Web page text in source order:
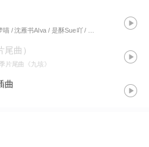
沈雁书Alva / 是酥Sue吖 / 路云川 - 尘世·六章
曲）
片尾曲《九垓》
曲